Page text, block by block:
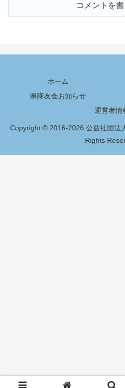
コメントを
ホーム
県隊友会お知らせ
運営者情
Copyright © 2016-2026 公益社団
Rights